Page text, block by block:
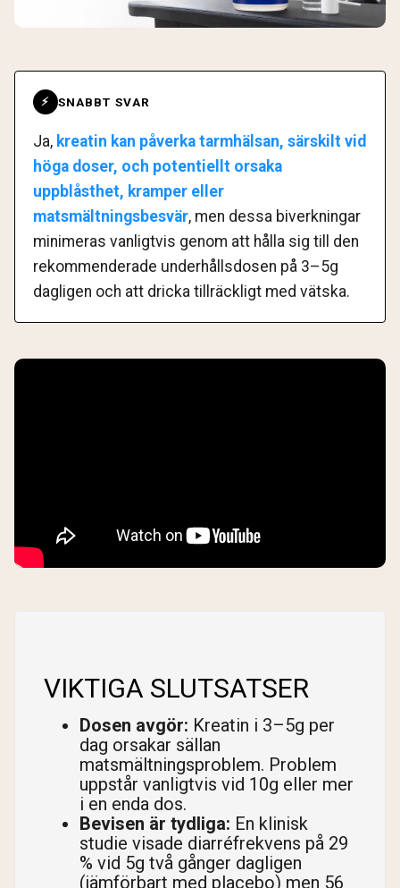
⚡ SNABBT SVAR
Ja, kreatin kan påverka tarmhälsan, särskilt vid
höga doser, och potentiellt orsaka
uppblåsthet, kramper eller
matsmältningsbesvär, men dessa biverkningar
minimeras vanligtvis genom att hålla sig till den
rekommenderade underhållsdosen på 3–5g
dagligen och att dricka tillräckligt med vätska.
VIKTIGA SLUTSATSER
Dosen avgör: Kreatin i 3–5g per
dag orsakar sällan
matsmältningsproblem. Problem
uppstår vanligtvis vid 10g eller mer
i en enda dos.
Bevisen är tydliga: En klinisk
studie visade diarréfrekvens på 29
% vid 5g två gånger dagligen
(jämförbart med placebo) men 56